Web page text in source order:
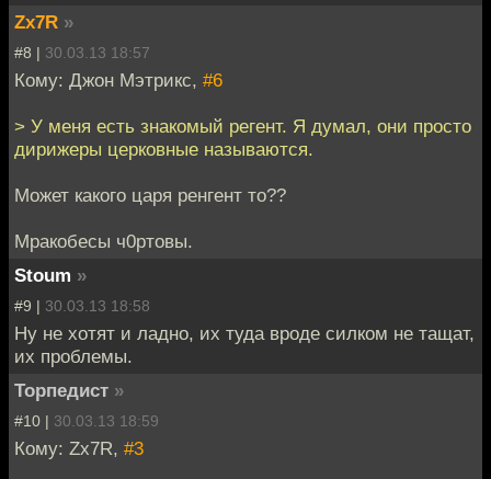
Zx7R »
#8 | 30.03.13 18:57
Кому: Джон Мэтрикс, #6
> У меня есть знакомый регент. Я думал, они просто
дирижеры церковные называются.
Может какого царя ренгент то??
Мракобесы ч0ртовы.
Stoum »
#9 | 30.03.13 18:58
Ну не хотят и ладно, их туда вроде силком не тащат,
их проблемы.
Торпедист »
#10 | 30.03.13 18:59
Кому: Zx7R, #3